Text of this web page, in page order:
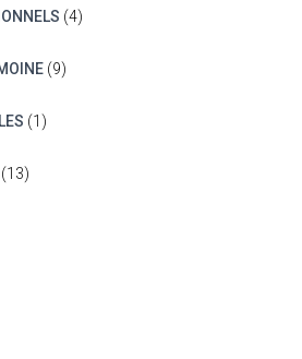
(4)
(9)
(1)
(13)